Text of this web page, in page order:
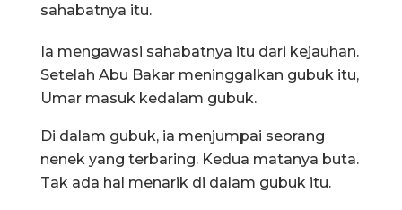
sahabatnya itu.
Ia mengawasi sahabatnya itu dari kejauhan.
Setelah Abu Bakar meninggalkan gubuk itu,
Umar masuk kedalam gubuk.
Di dalam gubuk, ia menjumpai seorang
nenek yang terbaring. Kedua matanya buta.
Tak ada hal menarik di dalam gubuk itu.